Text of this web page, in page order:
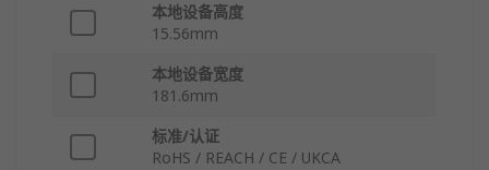
本地设备高度
15.56mm
本地设备宽度
181.6mm
标准/认证
RoHS / REACH / CE / UKCA